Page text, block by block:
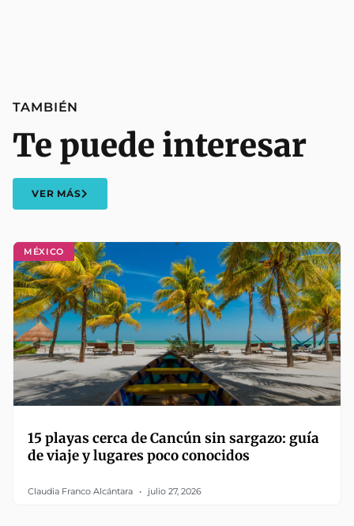
MÉXICO
15 playas cerca de Cancún sin sargazo: guía
de viaje y lugares poco conocidos
Claudia Franco Alcántara julio 27, 2026
TAMBIÉN
Te puede interesar
VER MÁS